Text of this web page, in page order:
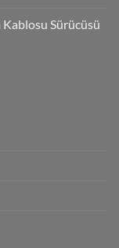
Sürücüsü